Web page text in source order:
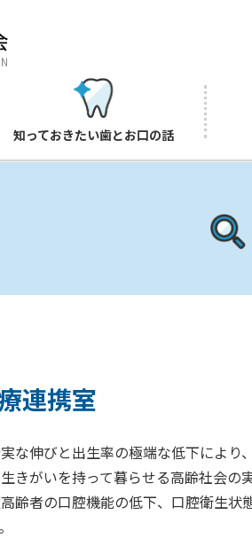
知っておきたい歯とお口の話
連携室
な伸びと出生率の極端な低下により
きがいを持って暮らせる高齢社会の
齢者の口腔機能の低下、口腔衛生